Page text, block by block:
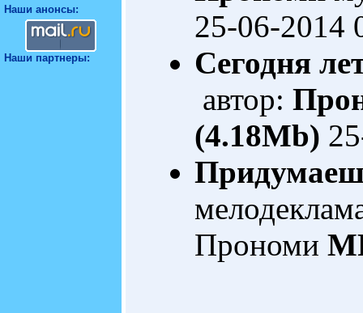
Наши анонсы:
Наши партнеры:
25-06-2014
Сегодня
автор:
(4.18Mb)
Прономи